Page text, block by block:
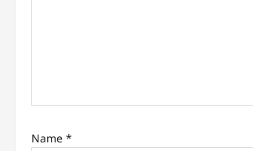
Name *